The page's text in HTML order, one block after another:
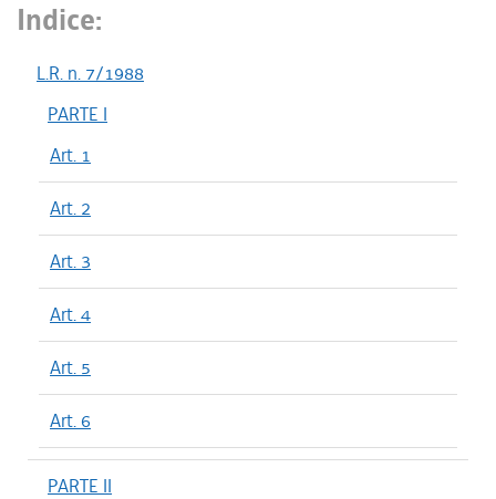
Indice:
L.R. n. 7/1988
PARTE I
Art. 1
Art. 2
Art. 3
Art. 4
Art. 5
Art. 6
PARTE II